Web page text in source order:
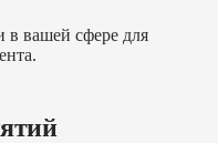
в вашей сфере для